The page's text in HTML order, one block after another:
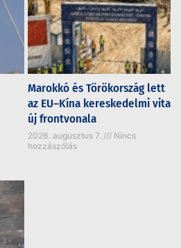
Marokkó és Törökország lett
az EU–Kína kereskedelmi vita
új frontvonala
2026. augusztus 7.
Nincs
hozzászólás